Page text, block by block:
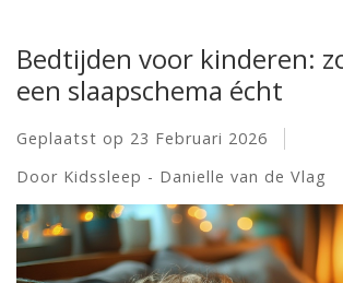
Bedtijden voor kinderen:
een slaapschema écht
Geplaatst op 23 Februari 2026
Door Kidssleep - Danielle van de Vlag